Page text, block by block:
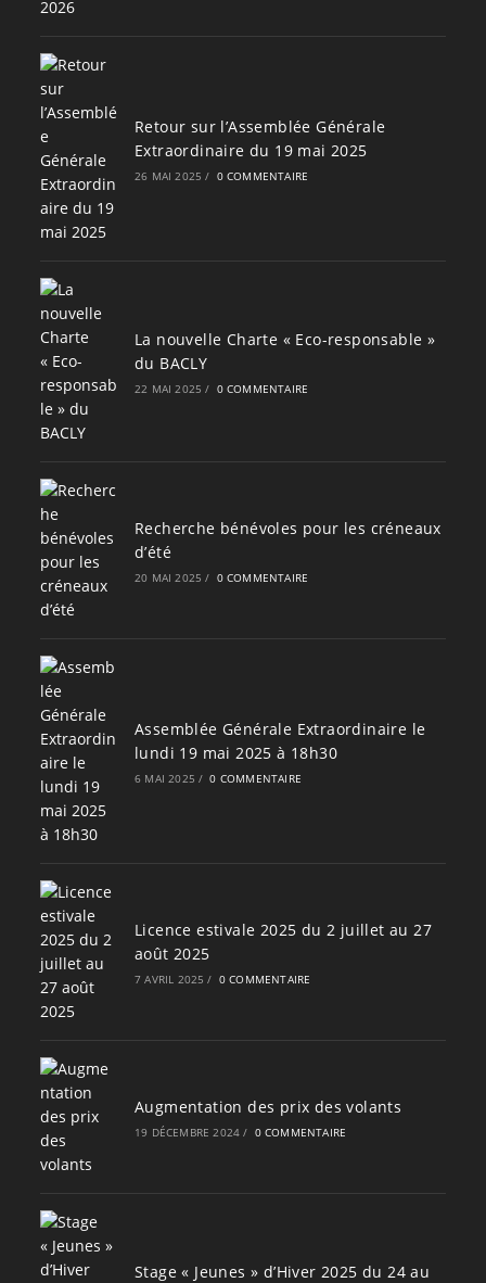
Retour sur l’Assemblée Générale
Extraordinaire du 19 mai 2025
26 MAI 2025 / 0 COMMENTAIRE
La nouvelle Charte « Eco-responsable »
du BACLY
22 MAI 2025 / 0 COMMENTAIRE
Recherche bénévoles pour les créneaux
d’été
20 MAI 2025 / 0 COMMENTAIRE
Assemblée Générale Extraordinaire le
lundi 19 mai 2025 à 18h30
6 MAI 2025 / 0 COMMENTAIRE
Licence estivale 2025 du 2 juillet au 27
août 2025
7 AVRIL 2025 / 0 COMMENTAIRE
Augmentation des prix des volants
19 DÉCEMBRE 2024 / 0 COMMENTAIRE
Stage « Jeunes » d’Hiver 2025 du 24 au